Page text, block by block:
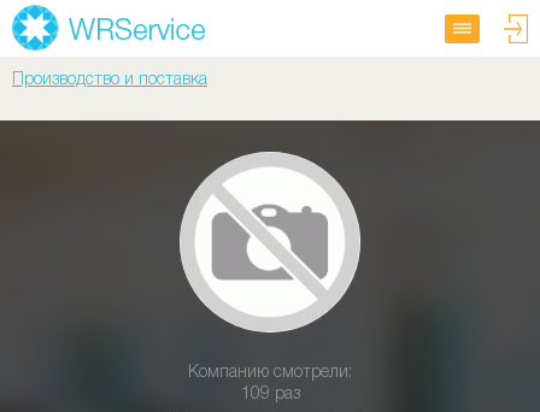
Производство и поставка
Компанию смотрели:
109 раз